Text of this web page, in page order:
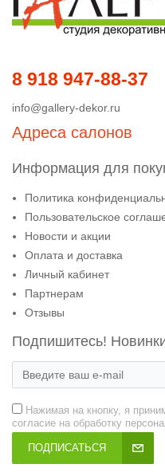
8 918 947-88-37
info@gallery-dekor.ru
Адреса салонов
Информация для
Политика
Пользовательское
Новости и акции
Оплата и доставка
Личный кабинет
Партнерам
Отзывы
Подпишитесь!
Нажимая на кнопку, я
согласие на обработку
ПОДПИСАТЬСЯ